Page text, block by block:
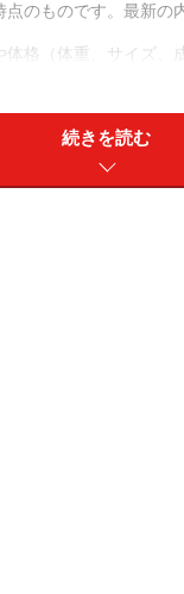
のものです。最新の
体格（体重、サイズ、
続きを読む